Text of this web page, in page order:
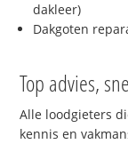
dakleer)
Dakgoten
Top advies,
Alle loodgieters
kennis en